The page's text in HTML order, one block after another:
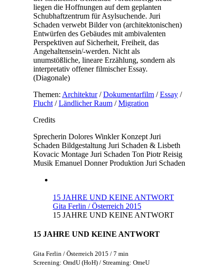
liegen die Hoffnungen auf dem geplanten
Schubhaftzentrum für Asylsuchende. Juri
Schaden verwebt Bilder von (architektonischen)
Entwürfen des Gebäudes mit ambivalenten
Perspektiven auf Sicherheit, Freiheit, das
Angehaltensein/-werden. Nicht als
unumstößliche, lineare Erzählung, sondern als
interpretativ offener filmischer Essay.
(Diagonale)
Themen: Architektur/Dokumentarfilm/Essay/
Flucht/Ländlicher Raum/Migration
Credits
Sprecherin Dolores Winkler Konzept Juri
Schaden Bildgestaltung Juri Schaden & Lisbeth
Kovacic Montage Juri Schaden Ton Piotr Reisig
Musik Emanuel Donner Produktion Juri Schaden
15 JAHRE UND KEINE ANTWORT
Gita Ferlin / Österreich 2015
15 JAHRE UND KEINE ANTWORT
15 JAHRE UND KEINE ANTWORT
Gita Ferlin / Österreich 2015 / 7 min
Screening: OmdU (HoH) / Streaming: OmeU